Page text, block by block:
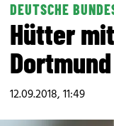
DEUTSCHE
Hütter
Dortmund
12.09.2018, 11:49